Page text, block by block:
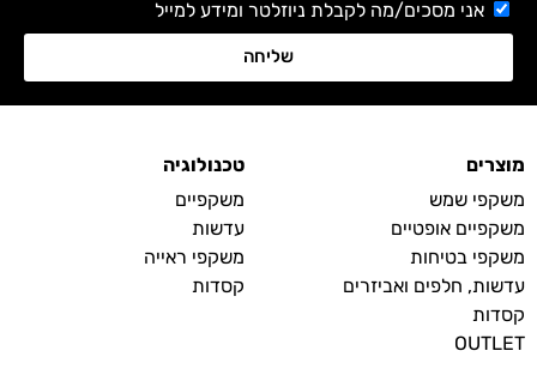
אני מסכים/מה לקבלת ניוזלטר ומידע למייל
שליחה
מוצרים
משקפי שמש
משקפיים אופטיים
משקפי בטיחות
עדשות, חלפים ואביזרים
קסדות
OUTLET
טכנולוגיה
משקפיים
עדשות
משקפי ראייה
קסדות